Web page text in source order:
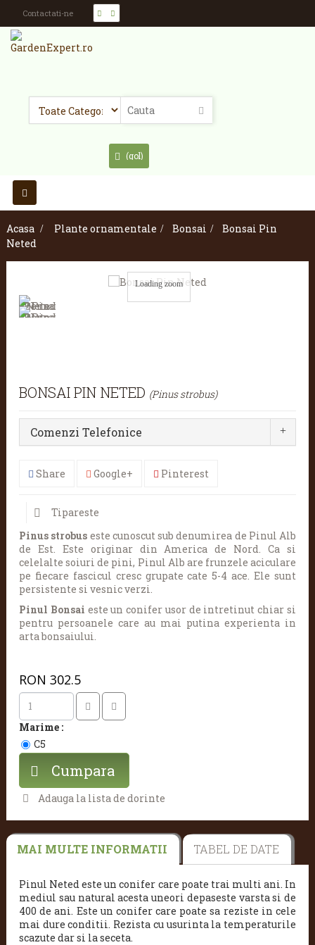
Contactati-ne
(gol)
Toggle
navigation
Acasa
> Plante ornamentale > Bonsai >
Bonsai Pin
Neted
Loading zoom
BONSAI PIN NETED (Pinus strobus)
Comenzi Telefonice
Share Google+ Pinterest
Tipareste
Pinus strobus este cunoscut sub denumirea de Pinul Alb
de Est. Este originar din America de Nord. Ca si
celelalte soiuri de pini, Pinul Alb are frunzele aciculare
pe fiecare fascicul cresc grupate cate 5-4 ace. Ele sunt
persistente si vesnic verzi.
Pinul Bonsai este un conifer usor de intretinut chiar si
pentru persoanele care au mai putina experienta in
arta bonsaiului.
RON 302.5
Marime :
C5
Cumpara
Adauga la lista de dorinte
MAI MULTE INFORMATII TABEL DE DATE
Pinul Neted este un conifer care poate trai multi ani. In
mediul sau natural acesta uneori depaseste varsta si de
400 de ani. Este un conifer care poate sa reziste in cele
mai dure conditii. Rezista cu usurinta la temperaturile
scazute dar si la seceta.